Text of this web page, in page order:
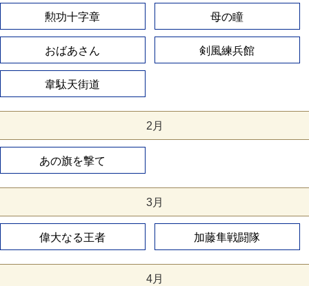
勲功十字章 母の瞳
おばあさん 剣風練兵館
韋駄天街道
2月
あの旗を撃て
3月
偉大なる王者 加藤隼戦闘隊
4月